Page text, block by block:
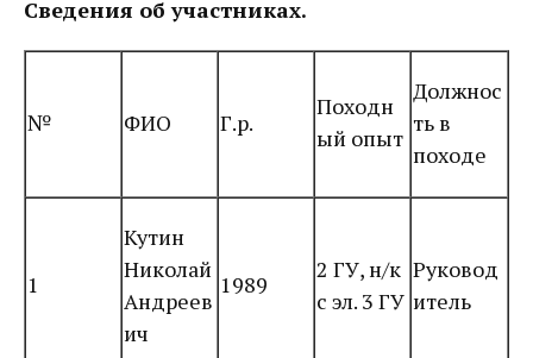
Сведения об участниках.
№ ФИО Г.р.
Походн
ый опыт
Должнос
ть в
походе
1
Кутин
Николай
Андреев
ич
1989
2 ГУ, н/к
с эл. 3 ГУ
Руковод
итель